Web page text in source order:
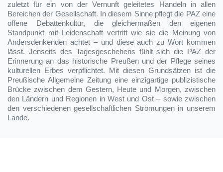
zuletzt für ein von der Vernunft geleitetes Handeln in allen
Bereichen der Gesellschaft. In diesem Sinne pflegt die PAZ eine
offene Debattenkultur, die gleichermaßen den eigenen
Standpunkt mit Leidenschaft vertritt wie sie die Meinung von
Andersdenkenden achtet – und diese auch zu Wort kommen
lässt. Jenseits des Tagesgeschehens fühlt sich die PAZ der
Erinnerung an das historische Preußen und der Pflege seines
kulturellen Erbes verpflichtet. Mit diesen Grundsätzen ist die
Preußische Allgemeine Zeitung eine einzigartige publizistische
Brücke zwischen dem Gestern, Heute und Morgen, zwischen
den Ländern und Regionen in West und Ost – sowie zwischen
den verschiedenen gesellschaftlichen Strömungen in unserem
Lande.